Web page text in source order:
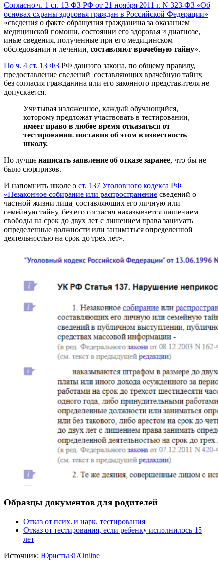
Согласно ч. 1 ст. 13 ФЗ РФ от 21 ноября 2011 г. N 323-ФЗ «Об
основах охраны здоровья граждан в Российской Федерации»
«сведения о факте обращения гражданина за оказанием
медицинской помощи, состоянии его здоровья и диагнозе,
иные сведения, полученные при его медицинском
обследовании и лечении, составляют врачебную тайну».
По ч. 4 ст. 13 ФЗ РФ данного закона, по общему правилу,
предоставление сведений, составляющих врачебную тайну,
без согласия гражданина или его законного представителя не
допускается.
Учитывая изложенное, каждый обучающийся,
которому предложат участвовать в тестировании,
имеет право в любое время отказаться от
тестирования, поставив об этом в известность
школу.
Но лучше написать заявление об отказе заранее, что бы не
было сюрпризов.
И напомнить школе о ст. 137 Уголовного кодекса РФ
«Незаконное собирание или распространение сведений о
частной жизни лица, составляющих его личную или
семейную тайну, без его согласия наказывается лишением
свободы на срок до двух лет с лишением права занимать
определенные должности или заниматься определенной
деятельностью на срок до трех лет».
Образцы документов для родителей
Отказ от псих. и нарк. тестирования
Отказ от тестирования, если ребенку исполнилось 15
лет
Источник: Юристы31/Online